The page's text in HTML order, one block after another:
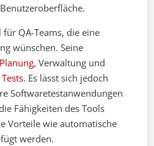
für QA-Teams, die eine
wünschen. Seine
Planung, Verwaltung und
Tests. Es lässt sich jedoch
Softwaretestanwendungen
Fähigkeiten des Tools
Vorteile wie automatische
werden.